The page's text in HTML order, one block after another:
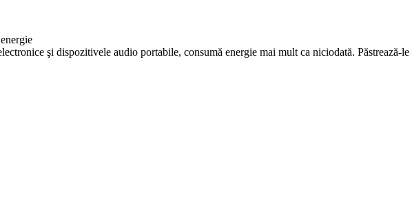
şi dispozitivele audio portabile, consumă energie mai mult ca niciodată.